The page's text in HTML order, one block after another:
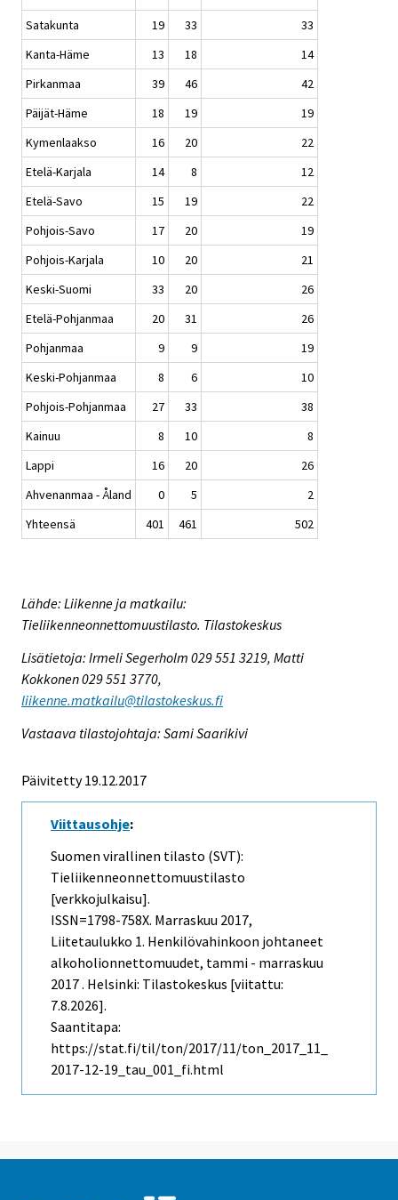
Satakunta
19 33
33
Kanta-Häme
13 18
14
Pirkanmaa
39 46
42
Päijät-Häme
18 19
19
Kymenlaakso
16 20
22
Etelä-Karjala
14 8
12
Etelä-Savo
15 19
22
Pohjois-Savo
17 20
19
Pohjois-Karjala
10 20
21
Keski-Suomi
33 20
26
Etelä-Pohjanmaa
20 31
26
Pohjanmaa
9 9
19
Keski-Pohjanmaa
8 6
10
Pohjois-Pohjanmaa
27 33
38
Kainuu
8 10
8
Lappi
16 20
26
Ahvenanmaa - Åland
0 5
2
Yhteensä
401 461 502
Lähde: Liikenne ja matkailu:
Tieliikenneonnettomuustilasto. Tilastokeskus
Lisätietoja: Irmeli Segerholm 029 551 3219, Matti
Kokkonen 029 551 3770,
liikenne.matkailu@tilastokeskus.fi
Vastaava tilastojohtaja: Sami Saarikivi
Päivitetty 19.12.2017
Viittausohje:
Suomen virallinen tilasto (SVT):
Tieliikenneonnettomuustilasto
[verkkojulkaisu].
ISSN=1798-758X. Marraskuu 2017,
Liitetaulukko 1. Henkilövahinkoon johtaneet
alkoholionnettomuudet, tammi - marraskuu
2017 . Helsinki: Tilastokeskus [viitattu:
7.8.2026].
Saantitapa:
https://stat.fi/til/ton/2017/11/ton_2017_11_
2017-12-19_tau_001_fi.html